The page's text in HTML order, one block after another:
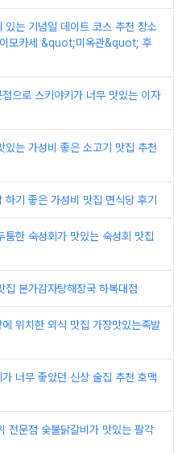
있는 기념일 데이트 코스 추천 장소
모카세 &quot;미옥관&quot; 후
으로 스키야키가 너무 맛있는 이자
있는 가성비 좋은 소고기 맛집 추천
하기 좋은 가성비 맛집 면식당 후기
툼한 숙성회가 맛있는 숙성회 맛집
집 본가감자탕해장국 하복대점
위치한 외식 맛집 가장맛있는족발
너무 좋았던 신상 술집 추천 호맥
전문점 숯불닭갈비가 맛있는 팔각